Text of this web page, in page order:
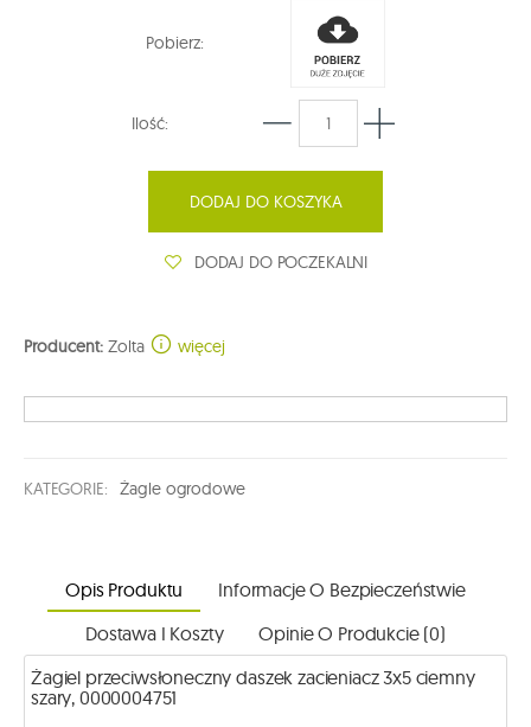
Pobierz:
Ilość:
DODAJ DO KOSZYKA
DODAJ DO POCZEKALNI
Producent: Zolta więcej
KATEGORIE: Żagle ogrodowe
Opis Produktu
Informacje O Bezpieczeństwie
Dostawa I Koszty
Opinie O Produkcie (0)
Żagiel przeciwsłoneczny daszek zacieniacz 3x5 ciemny
szary, 0000004751